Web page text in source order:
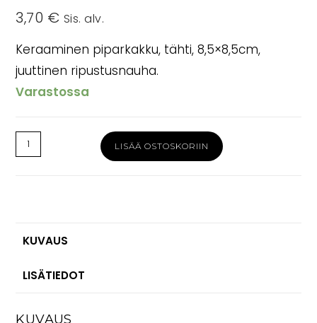
3,70 € Sis. alv.
Keraaminen piparkakku, tähti, 8,5×8,5cm,
juuttinen ripustusnauha.
Varastossa
Piparkakkukoriste
tähti
LISÄÄ OSTOSKORIIN
KUVAUS
LISÄTIEDOT
KUVAUS